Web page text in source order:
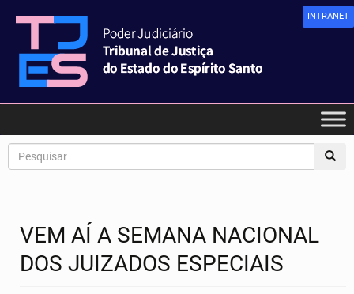
INTRANET
VEM AÍ A SEMANA NACIONAL
DOS JUIZADOS ESPECIAIS